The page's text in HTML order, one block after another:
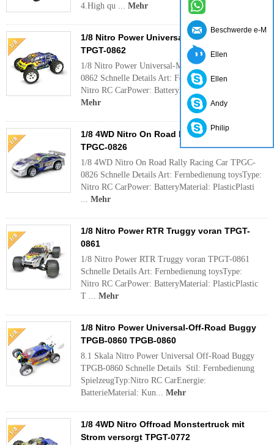
4.High qu ... Mehr
1/8 Nitro Power Universal-Monster-Truck-
TPGT-0862
1/8 Nitro Power Universal-Monster-Truck TPGT-
0862 Schnelle Details Art: Fernbedienung toysType:
Nitro RC CarPower: BatteryMaterial: PlasticPlast ...
Mehr
1/8 4WD Nitro On Road Rally Racing Car
TPGC-0826
1/8 4WD Nitro On Road Rally Racing Car TPGC-
0826 Schnelle Details Art: Fernbedienung toysType:
Nitro RC CarPower: BatteryMaterial: PlasticPlasti
... Mehr
1/8 Nitro Power RTR Truggy voran TPGT-
0861
1/8 Nitro Power RTR Truggy voran TPGT-0861
Schnelle Details Art: Fernbedienung toysType:
Nitro RC CarPower: BatteryMaterial: PlasticPlastic
T ... Mehr
1/8 Nitro Power Universal-Off-Road Buggy
TPGB-0860 TPGB-0860
8.1 Skala Nitro Power Universal Off-Road Buggy
TPGB-0860 Schnelle Details Stil: Fernbedienung
SpielzeugTyp:Nitro RC CarEnergie:
BatterieMaterial: Kun... Mehr
1/8 4WD Nitro Offroad Monstertruck mit
Strom versorgt TPGT-0772
Beschwerde e-Mail
Ellen
Ellen
Andy
Philip